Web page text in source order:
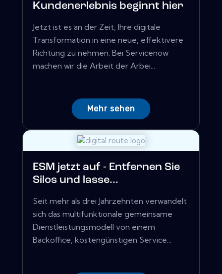
Kundenerlebnis beginnt hier
Jetzt ist es an der Zeit, Ihre digitale
Transformation in eine neue, effektivere
Richtung zu nehmen. Bei Servicenow
machen wir die Arbeit der Arbei...
Mehr sehen
ESM jetzt auf - Entfernen Sie
Silos und lasse...
Seit mehr als drei Jahrzehnten verwandelt
sich das multifunktionale gemeinsame
Dienstleistungsmodell von einem
Backoffice, kostengünstigen Service...